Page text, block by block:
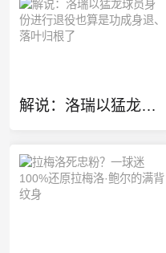
解说：洛瑞以猛龙球员身份进行退役也算是功成身退、落叶归根了